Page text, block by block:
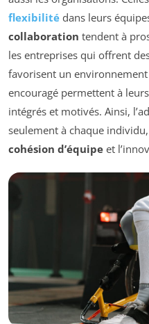
flexibilité dans leurs
collaboration tendent à
les entreprises qui offrent
favorisent un environnement
encouragé permettent à
intégrés et motivés. Ainsi,
seulement à chaque
cohésion d’équipe et